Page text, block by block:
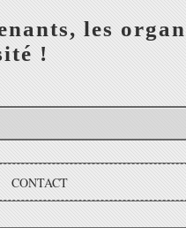
les
!
CONTACT